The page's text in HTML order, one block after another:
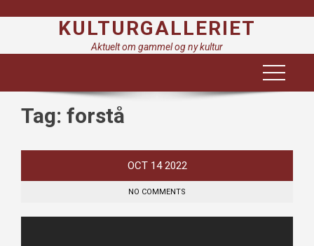
KULTURGALLERIET
Aktuelt om gammel og ny kultur
Tag: forstå
OCT 14 2022
NO COMMENTS